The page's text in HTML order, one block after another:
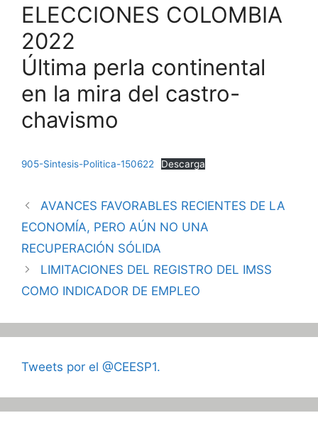
ELECCIONES COLOMBIA
2022
Última perla continental
en la mira del castro-
chavismo
905-Sintesis-Politica-150622 Descarga
AVANCES FAVORABLES RECIENTES DE LA
ECONOMÍA, PERO AÚN NO UNA
RECUPERACIÓN SÓLIDA
LIMITACIONES DEL REGISTRO DEL IMSS
COMO INDICADOR DE EMPLEO
Tweets por el @CEESP1.